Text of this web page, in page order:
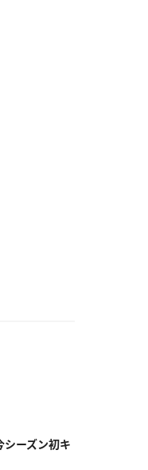
シーズン初キ